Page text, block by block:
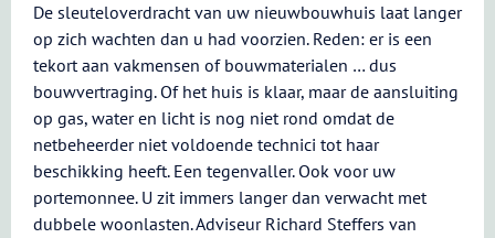
De sleuteloverdracht van uw nieuwbouwhuis laat langer
op zich wachten dan u had voorzien. Reden: er is een
tekort aan vakmensen of bouwmaterialen … dus
bouwvertraging. Of het huis is klaar, maar de aansluiting
op gas, water en licht is nog niet rond omdat de
netbeheerder niet voldoende technici tot haar
beschikking heeft. Een tegenvaller. Ook voor uw
portemonnee. U zit immers langer dan verwacht met
dubbele woonlasten. Adviseur Richard Steffers van